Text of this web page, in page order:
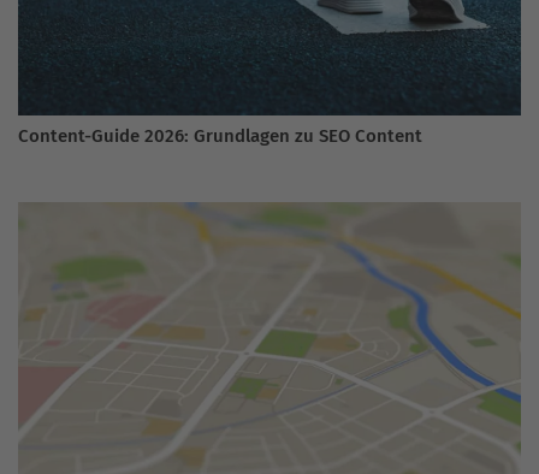
Content-Guide 2026: Grundlagen zu SEO Content